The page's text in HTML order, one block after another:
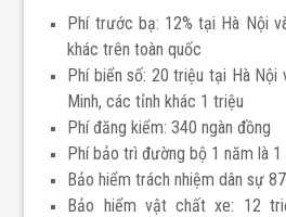
Phí trước bạ: 12% tại Hà Nội
khác trên toàn quốc
Phí biển số: 20 triệu tại Hà Nội
Minh, các tỉnh khác 1 triệu
Phí đăng kiểm: 340 ngàn đồng
Phí bảo trì đường bộ 1 năm là
Bảo hiểm trách nhiệm dân sự
Bảo hiểm vật chất xe: 12